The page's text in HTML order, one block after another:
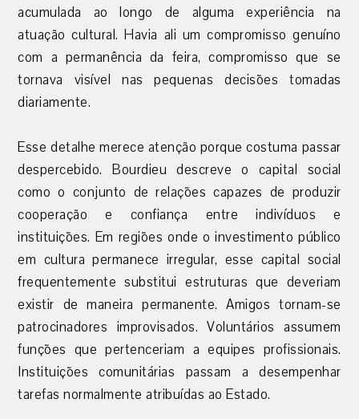
acumulada ao longo de alguma experiência na
atuação cultural. Havia ali um compromisso genuíno
com a permanência da feira, compromisso que se
tornava visível nas pequenas decisões tomadas
diariamente.
Esse detalhe merece atenção porque costuma passar
despercebido. Bourdieu descreve o capital social
como o conjunto de relações capazes de produzir
cooperação e confiança entre indivíduos e
instituições. Em regiões onde o investimento público
em cultura permanece irregular, esse capital social
frequentemente substitui estruturas que deveriam
existir de maneira permanente. Amigos tornam-se
patrocinadores improvisados. Voluntários assumem
funções que pertenceriam a equipes profissionais.
Instituições comunitárias passam a desempenhar
tarefas normalmente atribuídas ao Estado.